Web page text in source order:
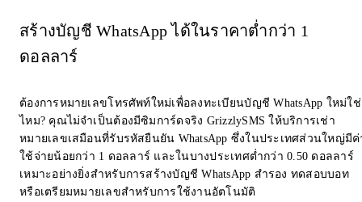
สร้างบัญชี WhatsApp ได้ในราคาต่ำกว่า 1
ดอลลาร์
ต้องการหมายเลขโทรศัพท์ใหม่เพื่อลงทะเบียนบัญชี WhatsApp ใหม่ใช่
ไหม? คุณไม่จำเป็นต้องมีซิมการ์ดจริง GrizzlySMS ให้บริการเช่า
หมายเลขเสมือนที่รับรหัสยืนยัน WhatsApp ซึ่งในประเทศส่วนใหญ่มีค่
ใช้จ่ายน้อยกว่า 1 ดอลลาร์ และในบางประเทศต่ำกว่า 0.50 ดอลลาร์
เหมาะอย่างยิ่งสำหรับการสร้างบัญชี WhatsApp สำรอง ทดสอบบอท
หรือเตรียมหมายเลขสำหรับการใช้งานอัตโนมัติ